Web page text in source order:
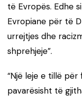
të Evropës. Edhe
Evropiane për të
urrejtjes dhe
shprehjeje”.
“Një leje e tillë
pavarësisht të